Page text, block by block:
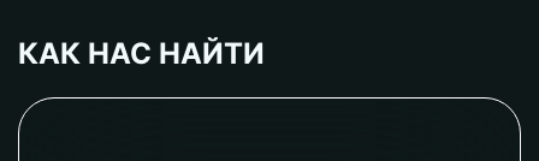
КАК НАС НАЙТИ